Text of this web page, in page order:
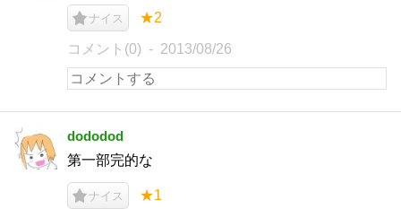
ナイス ★2
コメント(0) 2013/08/26
dododod
第一部完的な
ナイス ★1